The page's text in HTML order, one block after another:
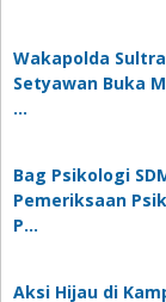
Wakapolda
Setyawan Buka
…
Bag Psikologi
Pemeriksaan
P…
‎Aksi Hijau di